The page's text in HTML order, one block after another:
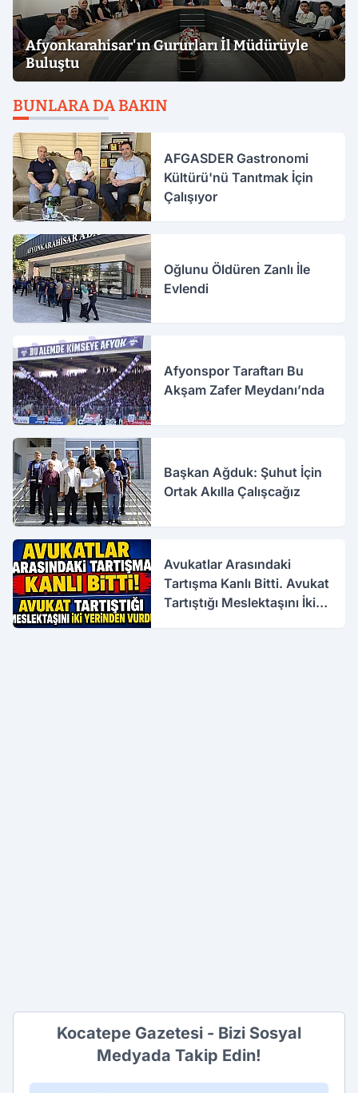
Afyonkarahisar'ın Gururları İl Müdürüyle
Buluştu
BUNLARA DA BAKIN
AFGASDER Gastronomi
Kültürü'nü Tanıtmak İçin
Çalışıyor
Oğlunu Öldüren Zanlı İle
Evlendi
Afyonspor Taraftarı Bu
Akşam Zafer Meydanı’nda
Başkan Ağduk: Şuhut İçin
Ortak Akılla Çalışcağız
Avukatlar Arasındaki
Tartışma Kanlı Bitti. Avukat
Tartıştığı Meslektaşını İki
Kocatepe Gazetesi - Bizi Sosyal
Medyada Takip Edin!